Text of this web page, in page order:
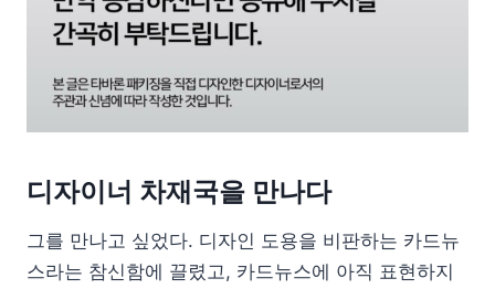
디자이너 차재국을 만나다
그를 만나고 싶었다. 디자인 도용을 비판하는 카드뉴
스라는 참신함에 끌렸고, 카드뉴스에 아직 표현하지